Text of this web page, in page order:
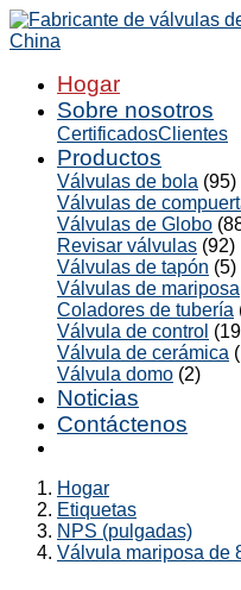
Hogar
Sobre nosotros
CertificadosClientes
Productos
Válvulas de bola (95)
Válvulas de
Válvulas de Globo
Revisar válvulas (92)
Válvulas de tapón (5)
Válvulas de mariposa
Coladores de tubería
Válvula de control
Válvula de cerámica
Válvula domo (2)
Noticias
Contáctenos
Hogar
Etiquetas
NPS (pulgadas)
Válvula mariposa de